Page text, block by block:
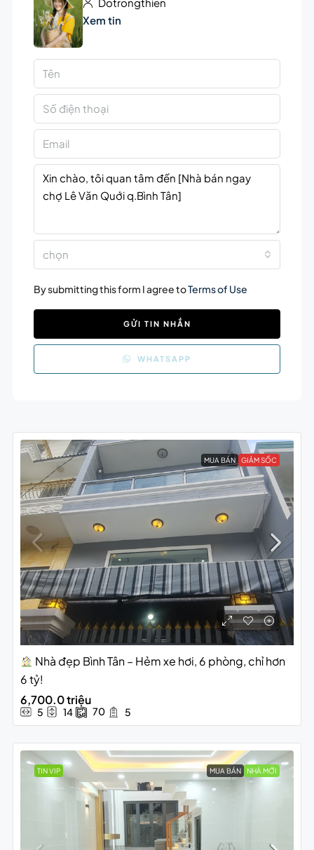
Xem tin
chọn
By submitting this form I agree toTerms of Use
GỬI TIN NHẮN
WHATSAPP
MUA BÁN GIẢM SỐC
Nhà đẹp Bình Tân – Hẻm xe hơi, 6 phòng, chỉ hơn
6 tỷ!
6,700.0 triệu
5 14 70 5
TIN VIP MUA BÁN NHÀ MỚI